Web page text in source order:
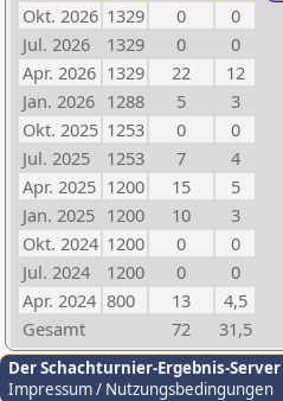
Okt. 2026 1329 0
0
Jul. 2026
1329 0
0
Apr. 2026 1329 22
12
Jan. 2026 1288 5
3
Okt. 2025 1253 0
0
Jul. 2025
1253 7
4
Apr. 2025 1200 15
5
Jan. 2025 1200 10
3
Okt. 2024 1200 0
0
Jul. 2024
1200 0
0
Apr. 2024 800 13
4,5
Gesamt
72 31,5
Der Schachturnier-Ergebnis-Server
Impressum / Nutzungsbedingungen